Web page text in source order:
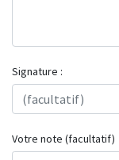
Signature :
Votre note (facultatif)